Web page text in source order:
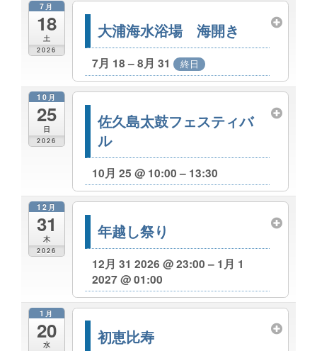
7月
18
土
2026
大浦海水浴場 海開き
7月 18 – 8月 31 終日
10月
25
日
2026
佐久島太鼓フェスティバ
ル
10月 25 @ 10:00 – 13:30
12月
31
木
2026
年越し祭り
12月 31 2026 @ 23:00 – 1月 1
2027 @ 01:00
1月
20
水 初恵比寿